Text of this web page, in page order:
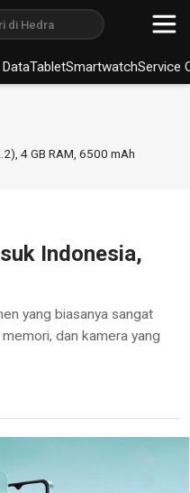
TabletSmartwatchService
4 GB RAM 6500 mAh
Indonesia,
yang biasanya sangat
dan kamera yang